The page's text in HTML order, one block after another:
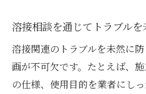
溶接相談を通じてトラブル
溶接関連のトラブルを未然に
画が不可欠です。たとえば、
の仕様、使用目的を業者にし